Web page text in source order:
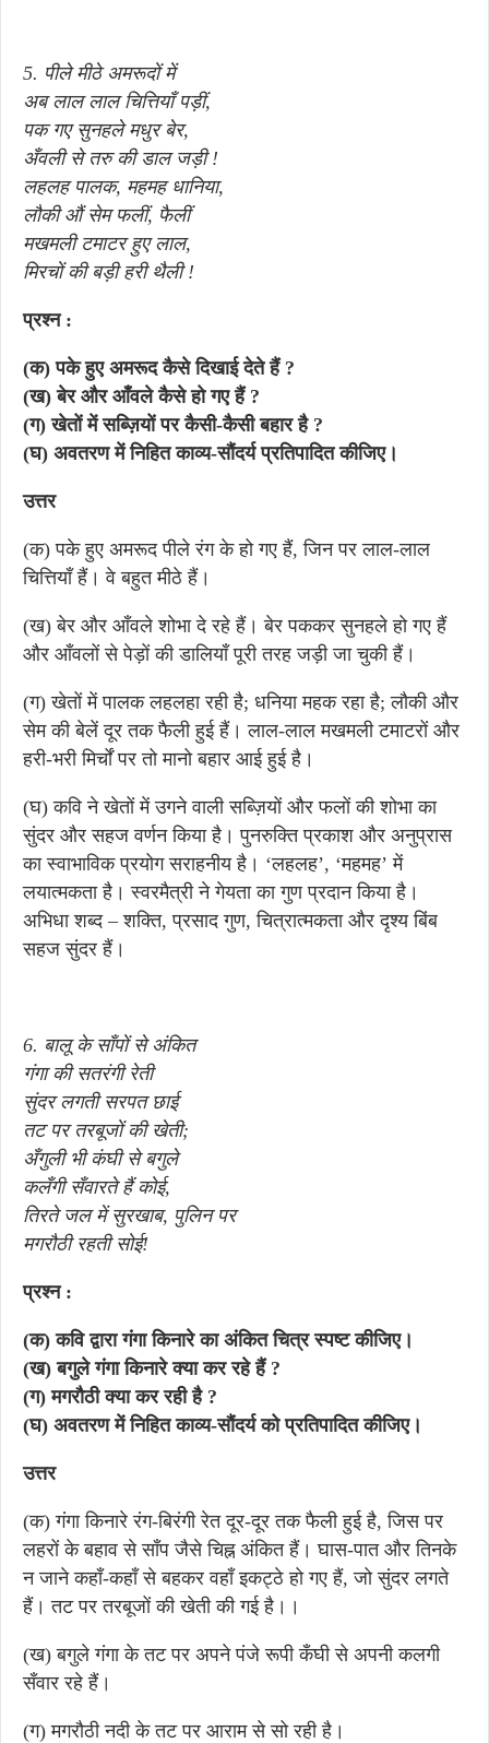
5. पीले मीठे अमरूदों में
अब लाल लाल चित्तियाँ पड़ीं,
पक गए सुनहले मधुर बेर,
अँवली से तरु की डाल जड़ी !
लहलह पालक, महमह धानिया,
लौकी औं सेम फलीं, फैलीं
मखमली टमाटर हुए लाल,
मिरचों की बड़ी हरी थैली !
प्रश्न :
(क) पके हुए अमरूद कैसे दिखाई देते हैं ?
(ख) बेर और आँवले कैसे हो गए हैं ?
(ग) खेतों में सब्ज़ियों पर कैसी-कैसी बहार है ?
(घ) अवतरण में निहित काव्य-सौंदर्य प्रतिपादित कीजिए।
उत्तर
(क) पके हुए अमरूद पीले रंग के हो गए हैं, जिन पर लाल-लाल
चित्तियाँ हैं। वे बहुत मीठे हैं।
(ख) बेर और आँवले शोभा दे रहे हैं। बेर पककर सुनहले हो गए हैं
और आँवलों से पेड़ों की डालियाँ पूरी तरह जड़ी जा चुकी हैं।
(ग) खेतों में पालक लहलहा रही है; धनिया महक रहा है; लौकी और
सेम की बेलें दूर तक फैली हुई हैं। लाल-लाल मखमली टमाटरों और
हरी-भरी मिर्चों पर तो मानो बहार आई हुई है।
(घ) कवि ने खेतों में उगने वाली सब्ज़ियों और फलों की शोभा का
सुंदर और सहज वर्णन किया है। पुनरुक्ति प्रकाश और अनुप्रास
का स्वाभाविक प्रयोग सराहनीय है। ‘लहलह’, ‘महमह’ में
लयात्मकता है। स्वरमैत्री ने गेयता का गुण प्रदान किया है।
अभिधा शब्द – शक्ति, प्रसाद गुण, चित्रात्मकता और दृश्य बिंब
सहज सुंदर हैं।
6. बालू के साँपों से अंकित
गंगा की सतरंगी रेती
सुंदर लगती सरपत छाई
तट पर तरबूजों की खेती;
अँगुली भी कंघी से बगुले
कलँगी सँवारते हैं कोई,
तिरते जल में सुरखाब, पुलिन पर
मगरौठी रहती सोई!
प्रश्न :
(क) कवि द्वारा गंगा किनारे का अंकित चित्र स्पष्ट कीजिए।
(ख) बगुले गंगा किनारे क्या कर रहे हैं ?
(ग) मगरौठी क्या कर रही है ?
(घ) अवतरण में निहित काव्य-सौंदर्य को प्रतिपादित कीजिए।
उत्तर
(क) गंगा किनारे रंग-बिरंगी रेत दूर-दूर तक फैली हुई है, जिस पर
लहरों के बहाव से साँप जैसे चिह्न अंकित हैं। घास-पात और तिनके
न जाने कहाँ-कहाँ से बहकर वहाँ इकट्ठे हो गए हैं, जो सुंदर लगते
हैं। तट पर तरबूजों की खेती की गई है।।
(ख) बगुले गंगा के तट पर अपने पंजे रूपी कँघी से अपनी कलगी
सँवार रहे हैं।
(ग) मगरौठी नदी के तट पर आराम से सो रही है।